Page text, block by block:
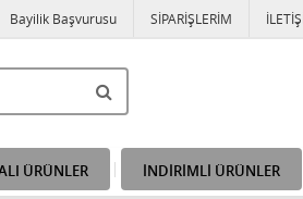
Bayilik Başvurusu SİPARİŞLERİM
ÜRÜNLER İNDİRİMLİ ÜRÜNLER